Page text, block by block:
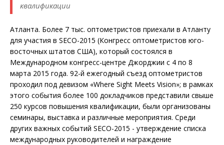
квалификации
Атланта. Более 7 тыс. оптометристов приехали в Атланту
для участия в SECO-2015 (Конгресс оптометристов юго-
восточных штатов США), который состоялся в
Международном конгресс-центре Джорджии с 4 по 8
марта 2015 года. 92-й ежегодный съезд оптометристов
проходил под девизом «Where Sight Meets Vision»; в рамках
этого события более 100 докладчиков представили свыше
250 курсов повышения квалификации, были организованы
семинары, выставка и различные мероприятия. Среди
других важных событий SECO-2015 - утверждение списка
международных руководителей и награждение